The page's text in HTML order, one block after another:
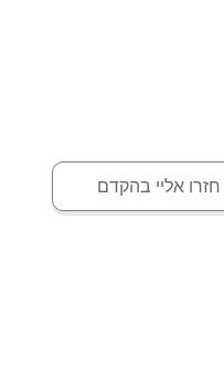
חזרו אליי בהקדם